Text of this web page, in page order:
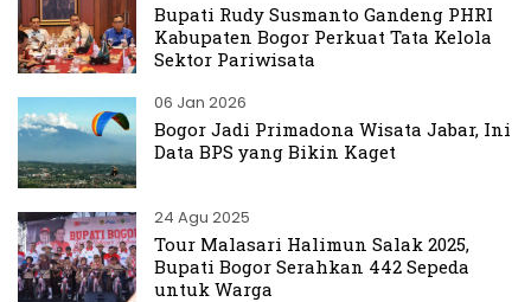
Bupati Rudy Susmanto Gandeng PHRI
Kabupaten Bogor Perkuat Tata Kelola
Sektor Pariwisata
06 Jan 2026
Bogor Jadi Primadona Wisata Jabar, Ini
Data BPS yang Bikin Kaget
24 Agu 2025
Tour Malasari Halimun Salak 2025,
Bupati Bogor Serahkan 442 Sepeda
untuk Warga